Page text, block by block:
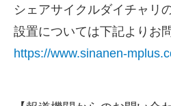
シェアサイクルダイチャリ
設置については下記よりお
https://www.sinanen-